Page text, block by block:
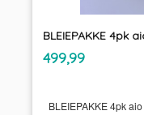
Pris
499,99
BLEIEPAKKE 4pk